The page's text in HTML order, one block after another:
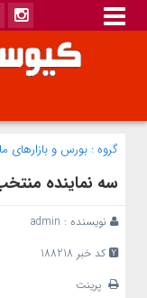
گروه : بورس و بازار‌های
سه نماینده
نویسنده : admin
کد خبر 188218
پرینت